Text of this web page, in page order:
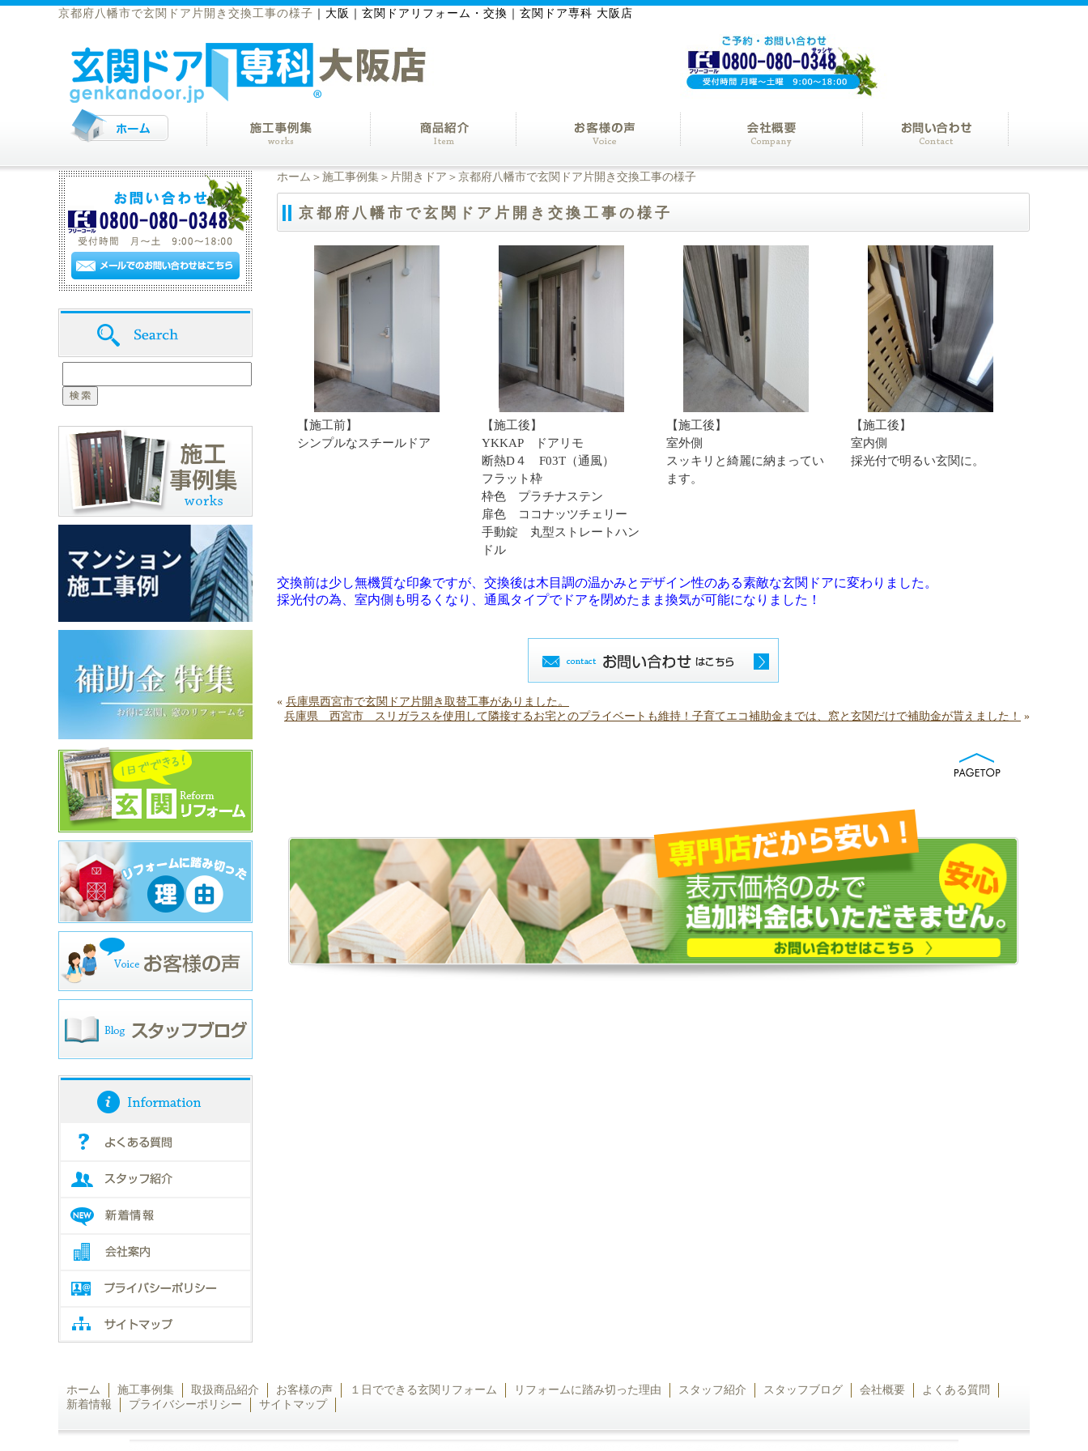
京都府八幡市で玄関ドア片開き交換工事の様子 大阪｜玄関ドアリフォーム・交換｜玄関ドア専科 大阪店
ホーム ＞ 施工事例集 ＞ 片開きドア ＞京都府八幡市で玄関ドア片開き交換工事の様子
京都府八幡市で玄関ドア片開き交換工事の様子
【施工前】
シンプルなスチールドア
【施工後】
YKKAP ドアリモ
断熱D４ F03T（通風）
フラット枠
枠色 プラチナステン
扉色 ココナッツチェリー
手動錠 丸型ストレートハン
ドル
【施工後】
室外側
スッキリと綺麗に納まってい
ます。
【施工後】
室内側
採光付で明るい玄関に。
交換前は少し無機質な印象ですが、交換後は木目調の温かみとデザイン性のある素敵な玄関ドアに変わりました。
採光付の為、室内側も明るくなり、通風タイプでドアを閉めたまま換気が可能になりました！
« 兵庫県西宮市で玄関ドア片開き取替工事がありました。
兵庫県 西宮市 スリガラスを使用して隣接するお宅とのプライベートも維持！子育てエコ補助金までは、窓と玄関だけで補助金が貰えました！
»
ホーム 施工事例集 取扱商品紹介 お客様の声 １日でできる玄関リフォーム リフォームに踏み切った理由 スタッフ紹介 スタッフブログ 会社概要
よくある質問
新着情報
プライバシーポリシー サイトマップ